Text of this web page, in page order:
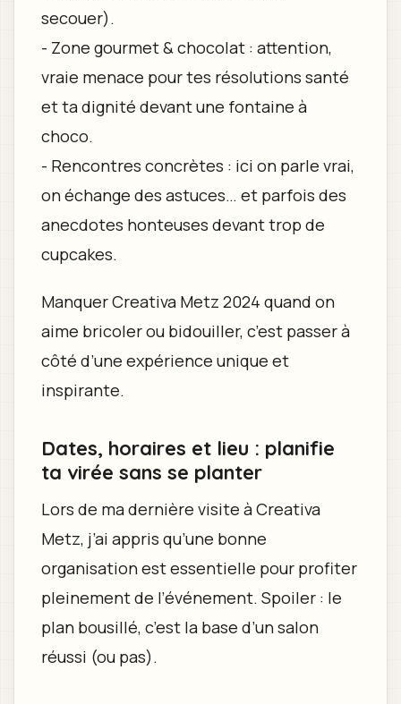
secouer).
- Zone gourmet & chocolat : attention,
vraie menace pour tes résolutions santé
et ta dignité devant une fontaine à
choco.
- Rencontres concrètes : ici on parle vrai,
on échange des astuces… et parfois des
anecdotes honteuses devant trop de
cupcakes.
Manquer Creativa Metz 2024 quand on
aime bricoler ou bidouiller, c’est passer à
côté d’une expérience unique et
inspirante.
Dates, horaires et lieu : planifie
ta virée sans se planter
Lors de ma dernière visite à Creativa
Metz, j’ai appris qu’une bonne
organisation est essentielle pour profiter
pleinement de l’événement. Spoiler : le
plan bousillé, c’est la base d’un salon
réussi (ou pas).